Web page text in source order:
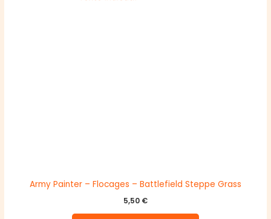
Army Painter – Flocages – Battlefield Steppe Grass
5,50 €